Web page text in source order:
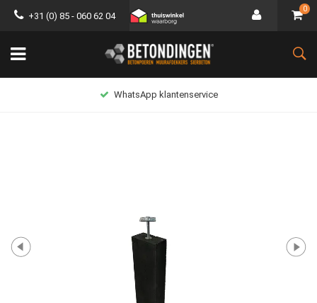
+31 (0) 85 - 060 62 04
0
WhatsApp klantenservice